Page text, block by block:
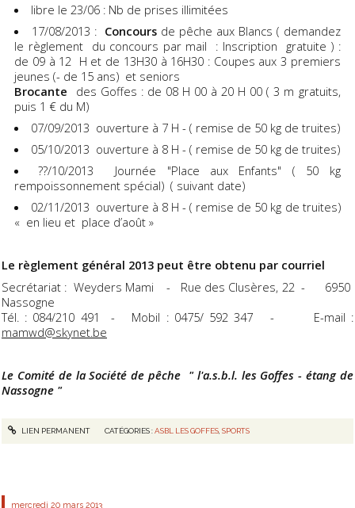
libre le 23/06 : Nb de prises illimitées
17/08/2013 : Concoursde pêche aux Blancs ( demandez
le règlement du concours par mail : Inscription gratuite ) :
de 09 à 12 H et de 13H30 à 16H30 : Coupes aux 3 premiers
jeunes (- de 15 ans) et seniors
Brocante des Goffes : de 08 H 00 à 20 H 00 ( 3 m gratuits,
puis 1 € du M)
07/09/2013 ouverture à 7 H - ( remise de 50 kg de truites)
05/10/2013 ouverture à 8 H - ( remise de 50 kg de truites)
??/10/2013 Journée "Place aux Enfants" ( 50 kg
rempoissonnement spécial) ( suivant date)
02/11/2013 ouverture à 8 H - ( remise de 50 kg de truites)
« en lieu et place d’août »
Le règlement général 2013 peut être obtenu par courriel
Secrétariat : Weyders Mami - Rue des Clusères, 22 - 6950
Nassogne
Tél. : 084/210 491 - Mobil : 0475/ 592 347 - E-mail :
mamwd@skynet.be
Le Comité de la Société de pêche " l'a.s.b.l. les Goffes - étang de
Nassogne "
LIEN PERMANENT CATÉGORIES :ASBL LES GOFFES, SPORTS
mercredi 20 mars 2013